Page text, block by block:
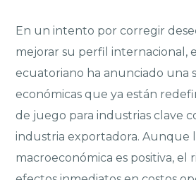
En un intento por corregir
mejorar su perfil internacional,
ecuatoriano ha anunciado una
económicas que ya están
de juego para industrias clave
industria exportadora. Aunque
macroeconómica es positiva, el